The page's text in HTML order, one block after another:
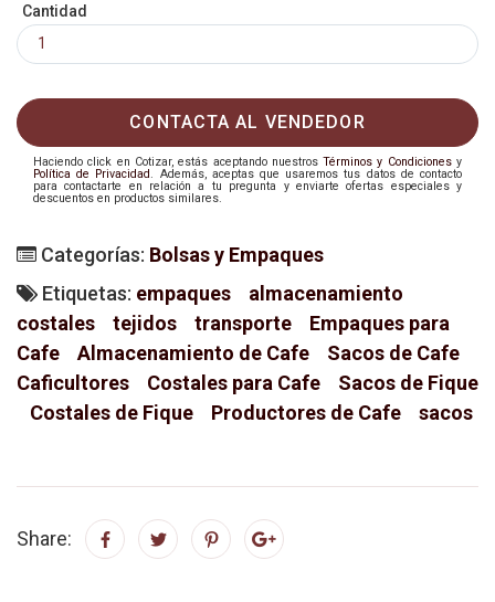
Cantidad
CONTACTA AL VENDEDOR
Haciendo click en Cotizar, estás aceptando nuestrosTérminos y Condicionesy
Política de Privacidad. Además, aceptas que usaremos tus datos de contacto
para contactarte en relación a tu pregunta y enviarte ofertas especiales y
descuentos en productos similares.
Categorías: Bolsas y Empaques
Etiquetas: empaques
almacenamiento
costales
tejidos transporte
Empaques para
Cafe
Almacenamiento de Cafe
Sacos de Cafe
Caficultores
Costales para Cafe
Sacos de Fique
Costales de Fique
Productores de Cafe sacos
Share: